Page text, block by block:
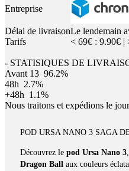
Entreprise
Délai de livraisonLe lendemain
Tarifs
< 69€ : 9.90€ |
- STATISIQUES DE
Avant 13 96.2%
48h 2.7%
+48h 1.1%
Nous traitons et expédions le
POD URSA NANO 3 SAGA
Découvrez le pod Ursa Nano 3
Dragon Ballaux couleurs